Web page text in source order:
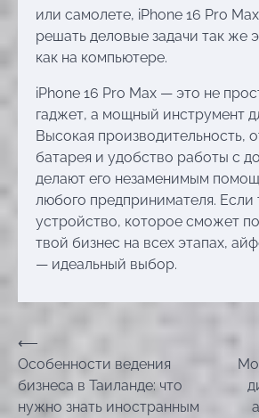
или самолете, iPhone 16 Pro
решать деловые задачи так же
как на компьютере.
iPhone 16 Pro Max — это не
гаджет, а мощный инструмент
Высокая производительность,
батарея и удобство работы с
делают его незаменимым
любого предпринимателя.
устройство, которое сможет
твой бизнес на всех этапах,
— идеальный выбор.
Навігація
записів
⟵
Особенности ведения
бизнеса в Таиланде: что
нужно знать иностранным